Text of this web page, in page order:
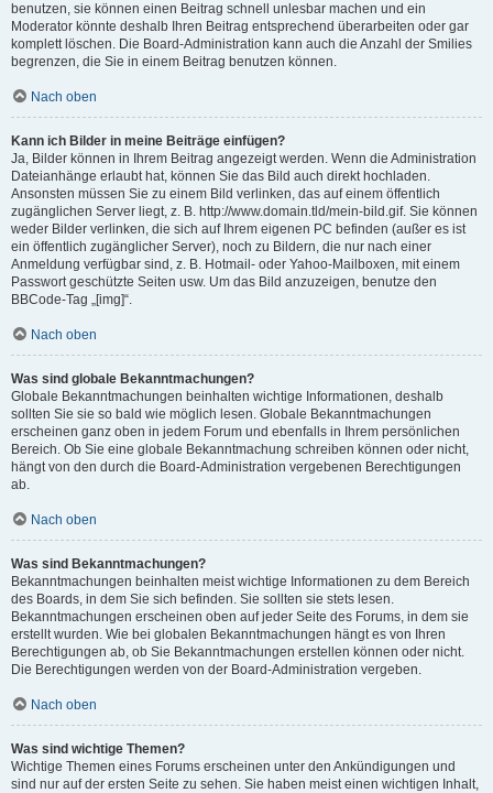
benutzen, sie können einen Beitrag schnell unlesbar machen und ein
Moderator könnte deshalb Ihren Beitrag entsprechend überarbeiten oder gar
komplett löschen. Die Board-Administration kann auch die Anzahl der Smilies
begrenzen, die Sie in einem Beitrag benutzen können.
Nach oben
Kann ich Bilder in meine Beiträge einfügen?
Ja, Bilder können in Ihrem Beitrag angezeigt werden. Wenn die Administration
Dateianhänge erlaubt hat, können Sie das Bild auch direkt hochladen.
Ansonsten müssen Sie zu einem Bild verlinken, das auf einem öffentlich
zugänglichen Server liegt, z. B. http://www.domain.tld/mein-bild.gif. Sie können
weder Bilder verlinken, die sich auf Ihrem eigenen PC befinden (außer es ist
ein öffentlich zugänglicher Server), noch zu Bildern, die nur nach einer
Anmeldung verfügbar sind, z. B. Hotmail- oder Yahoo-Mailboxen, mit einem
Passwort geschützte Seiten usw. Um das Bild anzuzeigen, benutze den
BBCode-Tag „[img]“.
Nach oben
Was sind globale Bekanntmachungen?
Globale Bekanntmachungen beinhalten wichtige Informationen, deshalb
sollten Sie sie so bald wie möglich lesen. Globale Bekanntmachungen
erscheinen ganz oben in jedem Forum und ebenfalls in Ihrem persönlichen
Bereich. Ob Sie eine globale Bekanntmachung schreiben können oder nicht,
hängt von den durch die Board-Administration vergebenen Berechtigungen
ab.
Nach oben
Was sind Bekanntmachungen?
Bekanntmachungen beinhalten meist wichtige Informationen zu dem Bereich
des Boards, in dem Sie sich befinden. Sie sollten sie stets lesen.
Bekanntmachungen erscheinen oben auf jeder Seite des Forums, in dem sie
erstellt wurden. Wie bei globalen Bekanntmachungen hängt es von Ihren
Berechtigungen ab, ob Sie Bekanntmachungen erstellen können oder nicht.
Die Berechtigungen werden von der Board-Administration vergeben.
Nach oben
Was sind wichtige Themen?
Wichtige Themen eines Forums erscheinen unter den Ankündigungen und
sind nur auf der ersten Seite zu sehen. Sie haben meist einen wichtigen Inhalt,